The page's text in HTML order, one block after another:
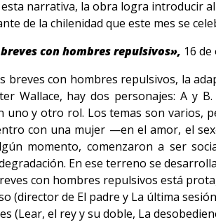
narrativa, la obra logra introducir
de la chilenidad que este mes se
con hombres repulsivos», 16
breves con hombres repulsivos, la
Wallace, hay dos personajes: A y
uno y otro rol. Los temas son varios,
con una mujer —en el amor, el
momento, comenzaron a ser
En ese terreno se
con hombres repulsivos está
(director de El padre y La última
(Lear, el rey y su doble, La